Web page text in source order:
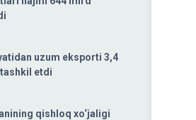
uzum eksporti 3,4
etdi
qishloq xo‘jaligi